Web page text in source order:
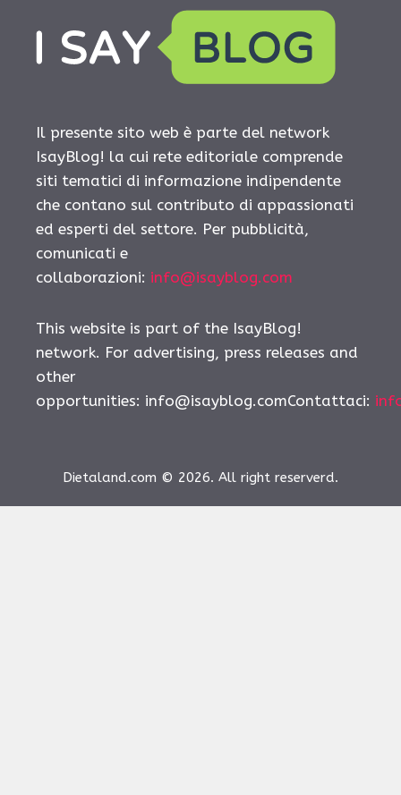
Il presente sito web è parte del network
IsayBlog! la cui rete editoriale comprende
siti tematici di informazione indipendente
che contano sul contributo di appassionati
ed esperti del settore. Per pubblicità,
comunicati e
collaborazioni: info@isayblog.com
This website is part of the IsayBlog!
network. For advertising, press releases and
other
opportunities: info@isayblog.comContattaci:
Dietaland.com © 2026. All right reserverd.